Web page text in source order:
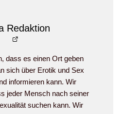
Redaktion
dass es einen Ort geben
sich über Erotik und Sex
informieren kann. Wir
jeder Mensch nach seiner
suchen kann. Wir